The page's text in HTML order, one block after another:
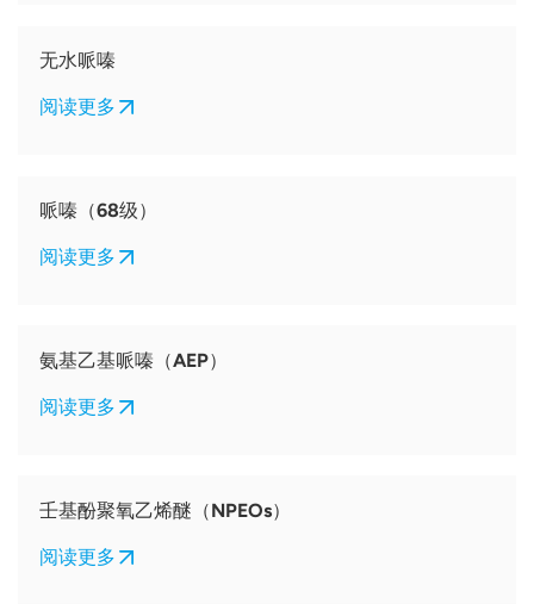
无水哌嗪
阅读更多
哌嗪（68级）
阅读更多
氨基乙基哌嗪（AEP）
阅读更多
壬基酚聚氧乙烯醚（NPEOs）
阅读更多